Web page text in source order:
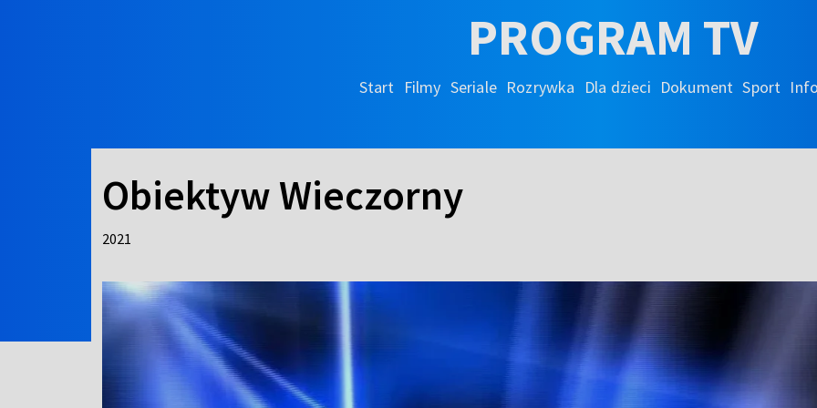
PROGRAM TV
Start Filmy Seriale Rozrywka Dla dzieci Dokument Sport
Obiektyw Wieczorny
2021